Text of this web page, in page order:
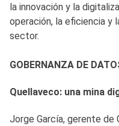
la innovación y la
operación, la eficiencia y
sector.
GOBERNANZA DE
Quellaveco: una mina
Jorge García, gerente de